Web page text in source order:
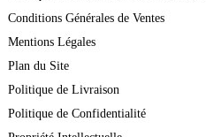
Conditions Générales de Ventes
Mentions Légales
Plan du Site
Politique de Livraison
Politique de Confidentialité